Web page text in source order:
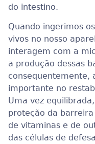
do intestino.
Quando ingerimos
vivos no nosso
interagem com a
a produção dessas
consequentemente,
importante no
Uma vez
proteção da
de vitaminas e de
das células de